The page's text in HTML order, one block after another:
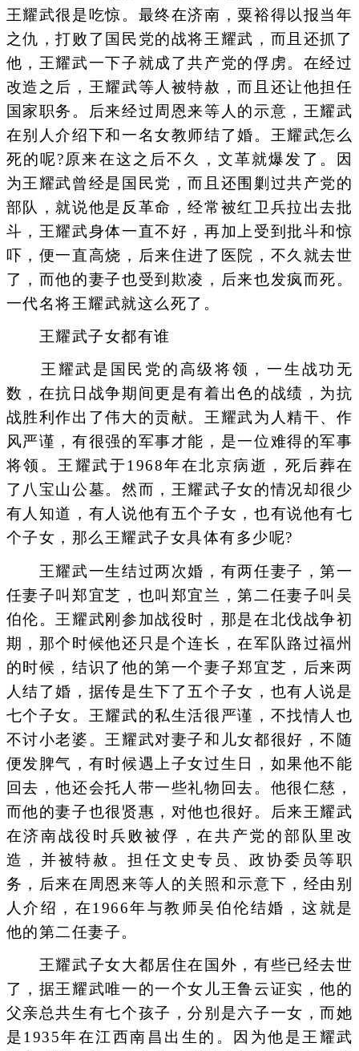
王耀武很是吃惊。最终在济南，粟裕得以报当年
之仇，打败了国民党的战将王耀武，而且还抓了
他，王耀武一下子就成了共产党的俘虏。在经过
改造之后，王耀武等人被特赦，而且还让他担任
国家职务。后来经过周恩来等人的示意，王耀武
在别人介绍下和一名女教师结了婚。王耀武怎么
死的呢?原来在这之后不久，文革就爆发了。因
为王耀武曾经是国民党，而且还围剿过共产党的
部队，就说他是反革命，经常被红卫兵拉出去批
斗，王耀武身体一直不好，再加上受到批斗和惊
吓，便一直高烧，后来住进了医院，不久就去世
了，而他的妻子也受到欺凌，后来也发疯而死。
一代名将王耀武就这么死了。
王耀武子女都有谁
王耀武是国民党的高级将领，一生战功无
数，在抗日战争期间更是有着出色的战绩，为抗
战胜利作出了伟大的贡献。王耀武为人精干、作
风严谨，有很强的军事才能，是一位难得的军事
将领。王耀武于1968年在北京病逝，死后葬在
了八宝山公墓。然而，王耀武子女的情况却很少
有人知道，有人说他有五个子女，也有说他有七
个子女，那么王耀武子女具体有多少呢?
王耀武一生结过两次婚，有两任妻子，第一
任妻子叫郑宜芝，也叫郑宜兰，第二任妻子叫吴
伯伦。王耀武刚参加战役时，那是在北伐战争初
期，那个时候他还只是个连长，在军队路过福州
的时候，结识了他的第一个妻子郑宜芝，后来两
人结了婚，据传是生下了五个子女，也有人说是
七个子女。王耀武的私生活很严谨，不找情人也
不讨小老婆。王耀武对妻子和儿女都很好，不随
便发脾气，有时候遇上子女过生日，如果他不能
回去，他还会托人带一些礼物回去。他很仁慈，
而他的妻子也很贤惠，对他也很好。后来王耀武
在济南战役时兵败被俘，在共产党的部队里改
造，并被特赦。担任文史专员、政协委员等职
务，后来在周恩来等人的关照和示意下，经由别
人介绍，在1966年与教师吴伯伦结婚，这就是
他的第二任妻子。
王耀武子女大都居住在国外，有些已经去世
了，据王耀武唯一的一个女儿王鲁云证实，他的
父亲总共生有七个孩子，分别是六子一女，而她
是1935年在江西南昌出生的。因为他是王耀武